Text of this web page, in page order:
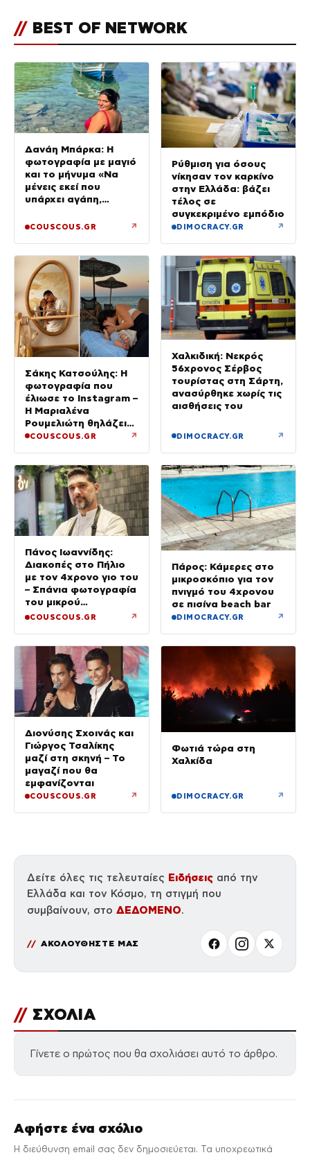
// BEST OF NETWORK
Δανάη Μπάρκα: Η
φωτογραφία με μαγιό
και το μήνυμα «Να
μένεις εκεί που
υπάρχει αγάπη,
αμοιβαιότητα»
COUSCOUS.GR ↗
Ρύθμιση για όσους
νίκησαν τον καρκίνο
στην Ελλάδα: βάζει
τέλος σε
συγκεκριμένο εμπόδιο
DIMOCRACY.GR ↗
Σάκης Κατσούλης: Η
φωτογραφία που
έλιωσε το Instagram –
Η Μαριαλένα
Ρουμελιώτη θηλάζει
τον γιο τους
COUSCOUS.GR ↗
Χαλκιδική: Νεκρός
56χρονος Σέρβος
τουρίστας στη Σάρτη,
ανασύρθηκε χωρίς τις
αισθήσεις του
DIMOCRACY.GR ↗
Πάνος Ιωαννίδης:
Διακοπές στο Πήλιο
με τον 4χρονο γιο του
– Σπάνια φωτογραφία
του μικρού
Κωνσταντίνου
COUSCOUS.GR ↗
Πάρος: Κάμερες στο
μικροσκόπιο για τον
πνιγμό του 4χρονου
σε πισίνα beach bar
DIMOCRACY.GR ↗
Διονύσης Σχοινάς και
Γιώργος Τσαλίκης
μαζί στη σκηνή – Το
μαγαζί που θα
εμφανίζονται
COUSCOUS.GR ↗
Φωτιά τώρα στη
Χαλκίδα
DIMOCRACY.GR ↗
Δείτε όλες τις τελευταίες Ειδήσεις από την
Ελλάδα και τον Κόσμο, τη στιγμή που
συμβαίνουν, στο ΔΕΔΟΜΕΝΟ.
ΑΚΟΛΟΥΘΗΣΤΕ ΜΑΣ
// ΣΧΟΛΙΑ
Γίνετε ο πρώτος που θα σχολιάσει αυτό το άρθρο.
Αφήστε ένα σχόλιο
Η διεύθυνση email σας δεν δημοσιεύεται. Τα υποχρεωτικά